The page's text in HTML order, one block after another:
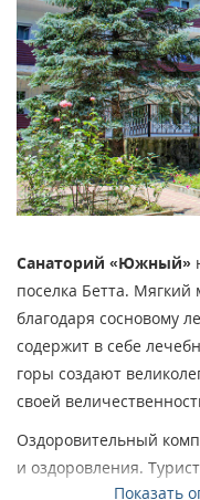
Санаторий «Южный»
поселка Бетта. Мягкий
благодаря сосновому
содержит в себе
горы создают
своей
Оздоровительный
и оздоровления.
мегаполисов иПоказать